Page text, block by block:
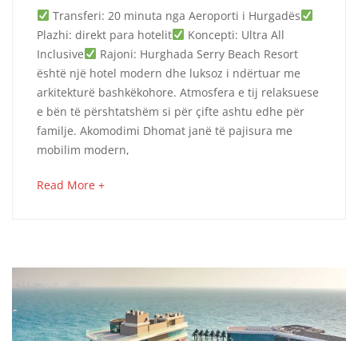
2024
Serry
Beach
Resort
–
Hurghada
2024-
09-
04T10:09:59+00:00
Egjipt
Transferi: 20 minuta nga Aeroporti i Hurgadës
Plazhi: direkt para hotelit
Koncepti: Ultra All
Inclusive
Rajoni: Hurghada Serry Beach Resort
është një hotel modern dhe luksoz i ndërtuar me
arkitekturë bashkëkohore. Atmosfera e tij relaksuese
e bën të përshtatshëm si për çifte ashtu edhe për
familje. Akomodimi Dhomat janë të pajisura me
mobilim modern,
Read More +about